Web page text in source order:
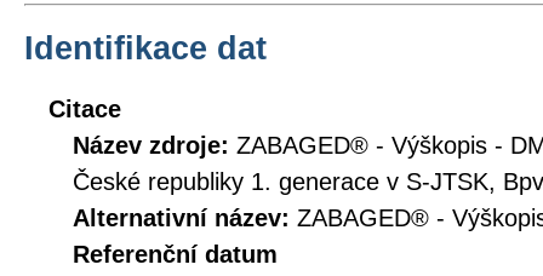
Identifikace dat
Citace
Název zdroje: ZABAGED® - Výškopis -
České republiky 1. generace v S-JTSK, Bpv
Alternativní název: ZABAGED® -
Referenční datum